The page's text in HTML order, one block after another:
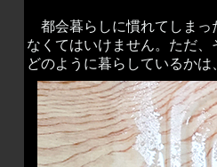
都会暮らしに慣れてしまっ
なくてはいけません。ただ
どのように暮らしているか